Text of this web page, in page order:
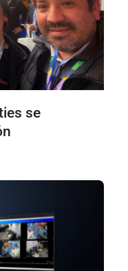
se